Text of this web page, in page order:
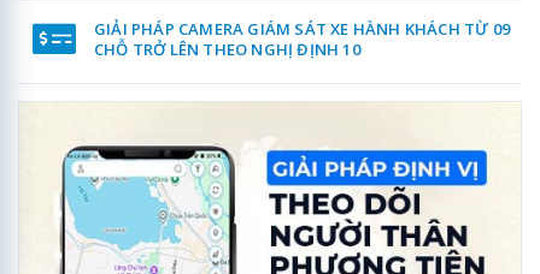
GIẢI PHÁP CAMERA GIÁM SÁT XE HÀNH KHÁCH TỪ 09
CHỖ TRỞ LÊN THEO NGHỊ ĐỊNH 10